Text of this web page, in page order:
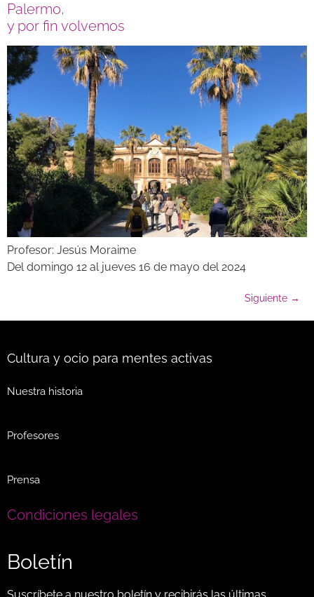
Palermo,
y por fin volvemos
Profesor: Jesús Moraime
Del domingo 12 al jueves 16 de mayo del 2024
Siguiente →
Cultura y ocio para mentes activas
Nuestra historia
Profesores
Prensa
Condiciones legales
Boletín